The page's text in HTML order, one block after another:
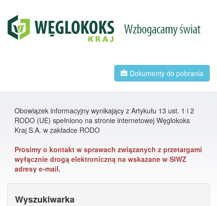
Dokumenty do pobrania
Obowiązek informacyjny wynikający z Artykułu 13 ust. 1 i 2
RODO (UE) spełniono na stronie internetowej Węglokoks
Kraj S.A. w zakładce RODO
Prosimy o kontakt w sprawach związanych z przetargami
wyłącznie drogą elektroniczną na wskazane w SIWZ
adresy e-mail.
Wyszukiwarka